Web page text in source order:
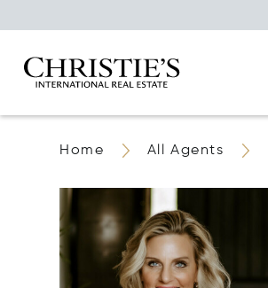
Home All Agents